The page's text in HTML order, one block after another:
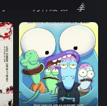
万神殿 第一季